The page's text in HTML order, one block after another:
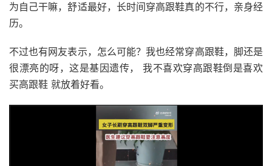
为自己干嘛，舒适最好，长时间穿高跟鞋真的不行，亲身经
历。
不过也有网友表示，怎么可能？我也经常穿高跟鞋，脚还是
很漂亮的呀，这是基因遗传， 我不喜欢穿高跟鞋倒是喜欢
买高跟鞋 就放着好看。